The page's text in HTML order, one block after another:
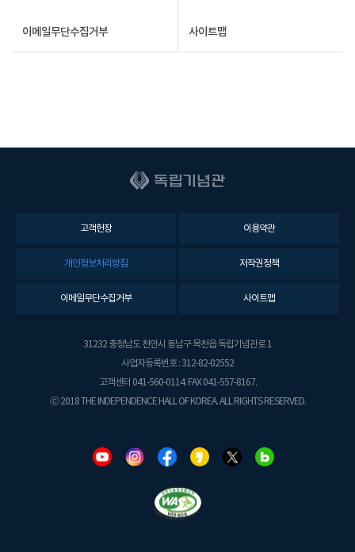
이메일무단수집거부 사이트맵
고객헌장 이용약관
개인정보처리방침 저작권정책
이메일무단수집거부 사이트맵
31232 충청남도 천안시 동남구 목천읍 독립기념관로 1
사업자등록번호 : 312-82-02552
고객센터 041-560-0114. FAX 041-557-8167.
ⓒ 2018 THE INDEPENDENCE HALL OF KOREA. ALL RIGHTS RESERVED.